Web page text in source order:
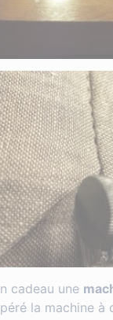
cadeau une
la machine à